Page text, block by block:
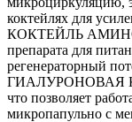
коктейлях для
КОКТЕЙЛЬ
препарата для
регенераторный
ГИАЛУРОНОВАЯ
что позволяет
микропапульно с